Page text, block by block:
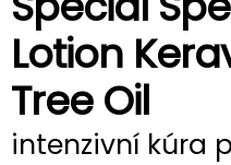
Lotion
Tree Oil
intenzivní kúra